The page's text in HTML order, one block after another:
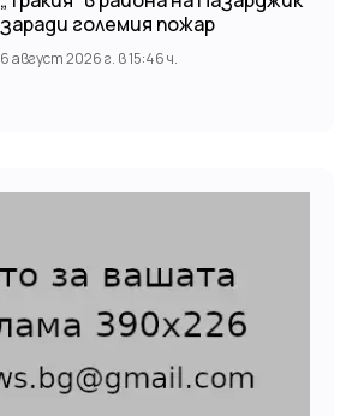
заради големия пожар
6 август 2026 г. в 15:46 ч.